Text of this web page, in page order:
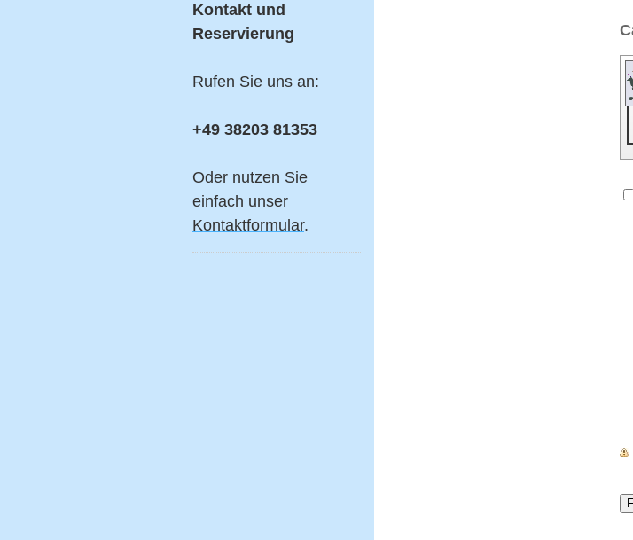
Kontakt und
Reservierung
Rufen Sie uns an:
+49 38203 81353
Oder nutzen Sie
einfach unser
Kontaktformular.